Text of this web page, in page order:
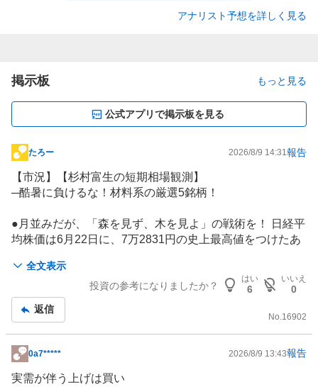
アナリスト予想を詳しく見る
掲示板 もっと見る
公式アプリで掲示板を見る
掲
示
板
事
たろー 2026/8/9 14:31報告
全文表示
【市況】【杉村富生の短期相場観測】
─酷暑に負けるな！材料系の厳選5銘柄！
●月並みだが、「森を見ず、木を見よ」の戦術を！ 日経平
均株価は6月22日に、7万2831円の史上最高値をつけたあ
だ。とりあえず、この水準を下回ることはないだろう。そ
れに、個別物色機運は極めて旺盛である。月並みな表現だ
が、当面は「森を見ず、木を見よ」（材料株中心の銘柄勝
負）の投資戦術が有効となろう。
💡ＧＯ<581A
> [東証Ｇ]は独歩高となろう。全般相場に逆
行する株価習性がある。上場時の公募・売り出しの5割超
を海外投資家が持っていたという。
投資の参考になりましたか？
はい
6
いいえ
0
返信
No.16902
掲
示
0a7***** 2026/8/9 13:43報告
実需が伴う上げは買い